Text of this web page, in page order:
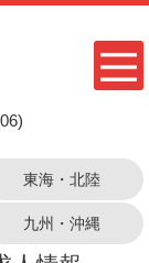
東海・北陸
九州・沖縄